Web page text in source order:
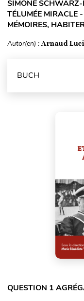
SIMONE
TÉLUMÉE MIRACLE
MÉMOIRES,
Autor(en) :Arnaud
BUCH
QUESTION 1